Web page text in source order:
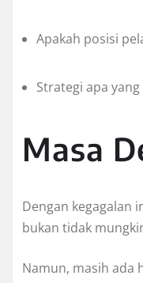
Apakah posisi
Strategi apa
Masa
Dengan kegagalan
bukan tidak
Namun, masih ada